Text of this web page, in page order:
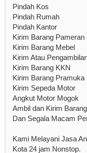
Pindah Kos
Pindah Rumah
Pindah Kantor
Kirim Barang
Kirim Barang Mebel
Kirim Atau
Kirim Barang KKN
Kirim Barang Pramuka
Kirim Sepeda Motor
Angkut Motor Mogok
Ambil dan Kirim
Dan Segala Macam
Kami Melayani Jasa
Kota 24 jam Nonstop.